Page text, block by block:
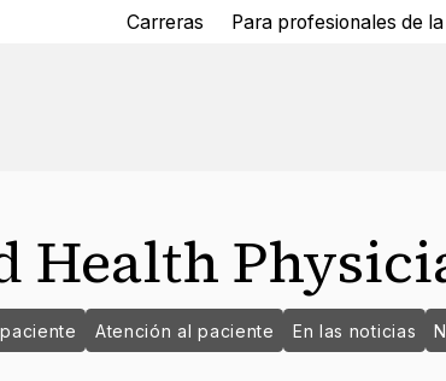
Carreras Para profesionales de
Health
Atención al paciente En las noticias